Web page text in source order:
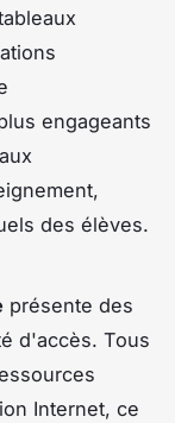
engageants
des élèves.
présente des
d'accès. Tous
Internet, ce